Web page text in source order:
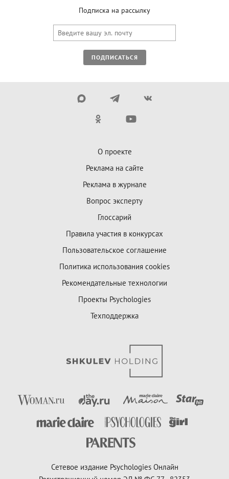
Подписка на рассылку
ПОДПИСАТЬСЯ
О проекте
Реклама на сайте
Реклама в журнале
Вопрос эксперту
Глоссарий
Правила участия в конкурсах
Пользовательское соглашение
Политика использования cookies
Рекомендательные технологии
Проекты Psychologies
Техподдержка
Сетевое издание Psychologies Онлайн